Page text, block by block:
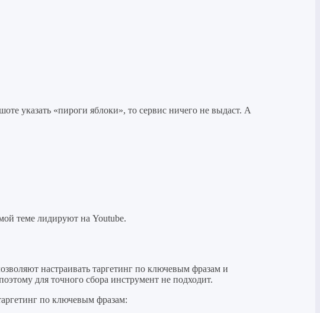
указать «пироги яблоки», то сервис ничего не выдаст. А
теме лидируют на Youtube.
настраивать таргетинг по ключевым фразам и
для точного сбора инструмент не подходит.
по ключевым фразам: